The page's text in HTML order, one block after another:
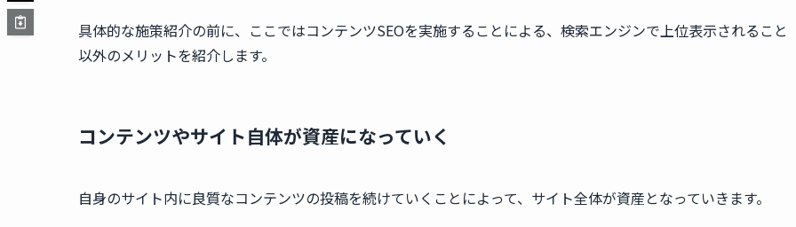
具体的な施策紹介の前に、ここではコンテンツSEOを実施することによる、検索エンジンで上位表示されること
以外のメリットを紹介します。
コンテンツやサイト自体が資産になっていく
自身のサイト内に良質なコンテンツの投稿を続けていくことによって、サイト全体が資産となっていきます。